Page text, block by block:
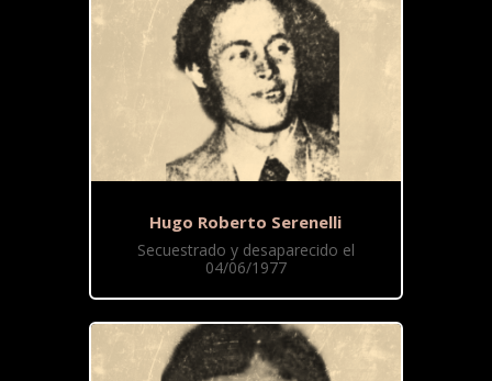
Hugo Roberto Serenelli
Secuestrado y desaparecido el
04/06/1977